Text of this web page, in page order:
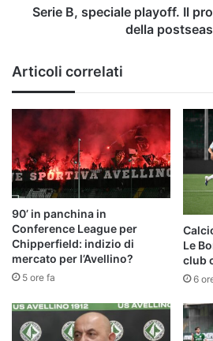
Serie B, speciale playoff. Il
della
Articoli correlati
90’ in panchina in
Conference League per
Chipperfield: indizio di
mercato per l’Avellino?
5 ore fa
Le
club
6